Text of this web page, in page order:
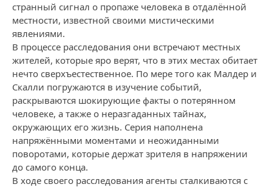
странный сигнал о пропаже человека в отдалённой
местности, известной своими мистическими
явлениями.
В процессе расследования они встречают местных
жителей, которые яро верят, что в этих местах обитает
нечто сверхъестественное. По мере того как Малдер и
Скалли погружаются в изучение событий,
раскрываются шокирующие факты о потерянном
человеке, а также о неразгаданных тайнах,
окружающих его жизнь. Серия наполнена
напряжёнными моментами и неожиданными
поворотами, которые держат зрителя в напряжении
до самого конца.
В ходе своего расследования агенты сталкиваются с